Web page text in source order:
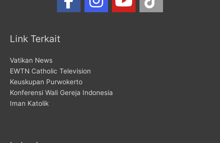
Link Terkait
Vatikan News
EWTN Catholic Television
Keuskupan Purwokerto
Konferensi Wali Gereja Indonesia
Iman Katolik